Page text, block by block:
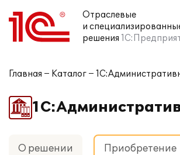
Отраслевые
и
решения
Главная Каталог
О решении Приобретение